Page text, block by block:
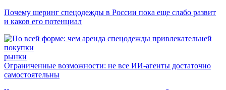
Почему шеринг спецодежды в России пока еще слабо развит
и каков его потенциал
рынки
Ограниченные возможности: не все ИИ-агенты достаточно
самостоятельны